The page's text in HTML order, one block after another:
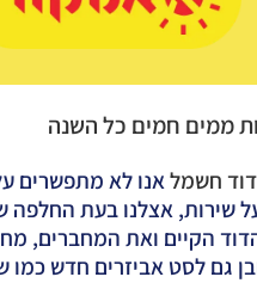
השנה
מתפשרים על איכות
בעת החלפה של דוד ישן אנו
מחליפים לדוד
חדש כמו שסתום ביטחון